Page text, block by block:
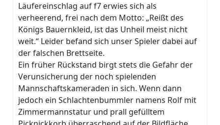
Läufereinschlag auf f7 erwies sich als
verheerend, frei nach dem Motto: „Reißt des
Königs Bauernkleid, ist das Unheil meist nicht
weit.“ Leider befand sich unser Spieler dabei auf
der falschen Brettseite.
Ein früher Rückstand birgt stets die Gefahr der
Verunsicherung der noch spielenden
Mannschaftskameraden in sich. Wenn dann
jedoch ein Schlachtenbummler namens Rolf mit
Zimmermannstatur und prall gefülltem